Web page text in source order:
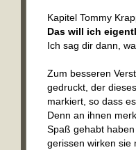
Kapitel Tommy
Das will ich
Ich sag dir dann,
Zum besseren
gedruckt, der
markiert, so dass
Denn an ihnen
Spaß gehabt
gerissen wirken sie